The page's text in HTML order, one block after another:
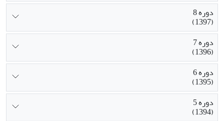
دوره 8
(1397)
دوره 7
(1396)
دوره 6
(1395)
دوره 5
(1394)